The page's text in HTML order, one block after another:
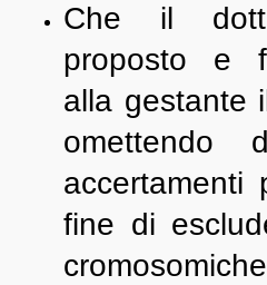
Che il
proposto e
alla gestante
omettendo
accertamenti
fine di